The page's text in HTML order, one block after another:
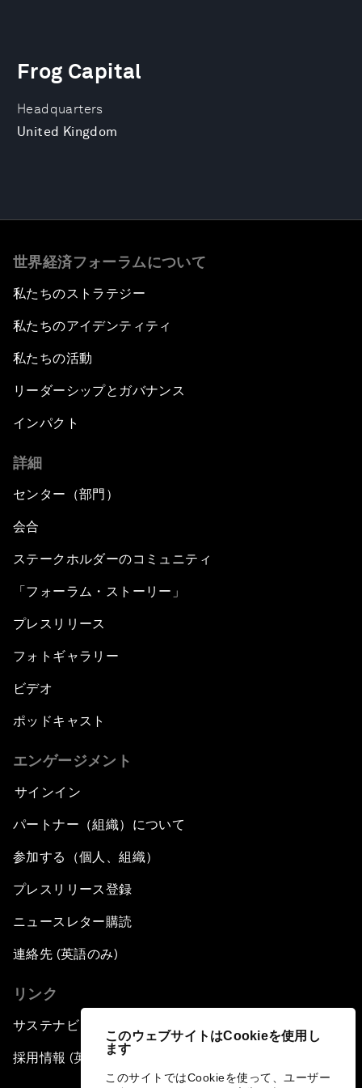
このウェブサイトはCookieを使用し
ます
このサイトではCookieを使って、ユーザー
Headquarters
United Kingdom
Frog Capital
世界経済フォーラムについて
私たちのストラテジー
私たちのアイデンティティ
私たちの活動
リーダーシップとガバナンス
インパクト
詳細
センター（部門）
会合
ステークホルダーのコミュニティ
「フォーラム・ストーリー」
プレスリリース
フォトギャラリー
ビデオ
ポッドキャスト
エンゲージメント
サインイン
パートナー（組織）について
参加する（個人、組織）
プレスリリース登録
ニュースレター購読
連絡先 (英語のみ)
リンク
サステナビリティへの取り組み
採用情報 (英語のみ)